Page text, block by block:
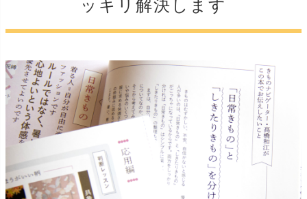
ッキリ解決します